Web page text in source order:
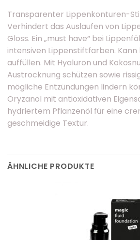
Transparenter Lippenkonturen-
Verhindert das Auslaufen von
Gloss. Ein „must have“ bei
intensiven Lippenstiftfarben. Kann
auffüllen. Mit Hyaluron und
Austrocknung schützen sowie
mögliche Entzündungen lindern
Oryzanol mit antioxidativen
hydriertem Pflanzenöl für eine
geschmeidige Textur.
ÄHNLICHE PRODUKTE